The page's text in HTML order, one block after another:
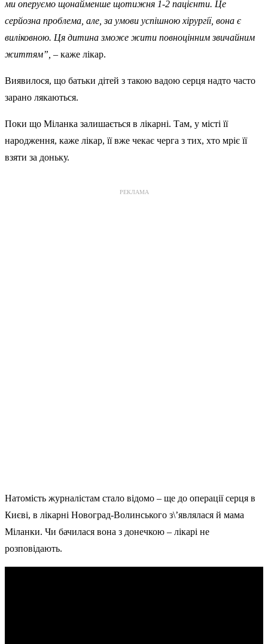
ми оперуємо щонайменше щотижня 1-2 пацієнти. Це
серйозна проблема, але, за умови успішною хірургії, вона є
виліковною. Ця дитина зможе жити повноцінним звичайним
життям”, – каже лікар.
Виявилося, що батьки дітей з такою вадою серця надто часто
зарано лякаються.
Поки що Міланка залишається в лікарні. Там, у місті її
народження, каже лікар, її вже чекає черга з тих, хто мріє її
взяти за доньку.
РЕКЛАМА
Натомість журналістам стало відомо – ще до операції серця в
Києві, в лікарні Новоград-Волинського з\’являлася й мама
Міланки. Чи бачилася вона з донечкою – лікарі не
розповідають.